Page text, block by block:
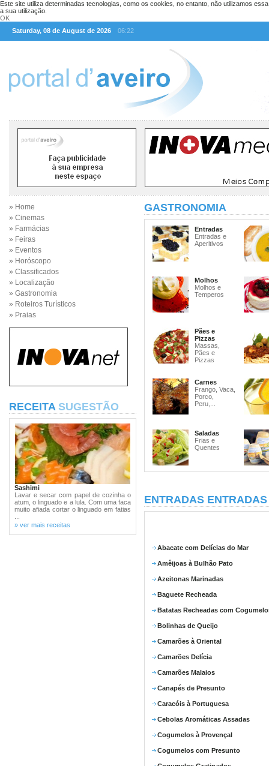
Este site utiliza determinadas tecnologias, como os cookies, no entanto, não utilizamos
a sua utilização.
OK
Saturday, 08 de August de 2026
06:22
» Home
» Cinemas
» Farmácias
» Feiras
» Eventos
» Horóscopo
» Classificados
» Localização
» Gastronomia
» Roteiros Turísticos
» Praias
RECEITA SUGESTÃO
Sashimi
Lavar e secar com papel de cozinha o
atum, o linguado e a lula. Com uma faca
muito afiada cortar o linguado em fatias
» ver mais receitas
GASTRONOMIA
Entradas
Entradas e
Aperitivos
Molhos
Molhos e
Temperos
Pães e
Pizzas
Massas,
Pães e
Pizzas
Carnes
Frango, Vaca,
Porco,
Peru,...
Saladas
Frias e
Quentes
ENTRADAS
Abacate com Delícias do Mar
Amêijoas à Bulhão Pato
Azeitonas Marinadas
Baguete Recheada
Batatas Recheadas com
Bolinhas de Queijo
Camarões à Oriental
Camarões Delícia
Camarões Malaios
Canapés de Presunto
Caracóis à Portuguesa
Cebolas Aromáticas Assadas
Cogumelos à Provençal
Cogumelos com Presunto